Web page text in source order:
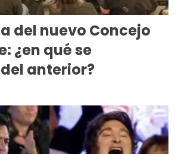
del nuevo Concejo
¿en qué se
anterior?